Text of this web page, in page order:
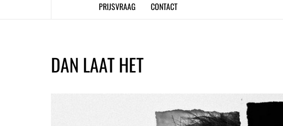
PRIJSVRAAG CONTACT
DAN LAAT HET